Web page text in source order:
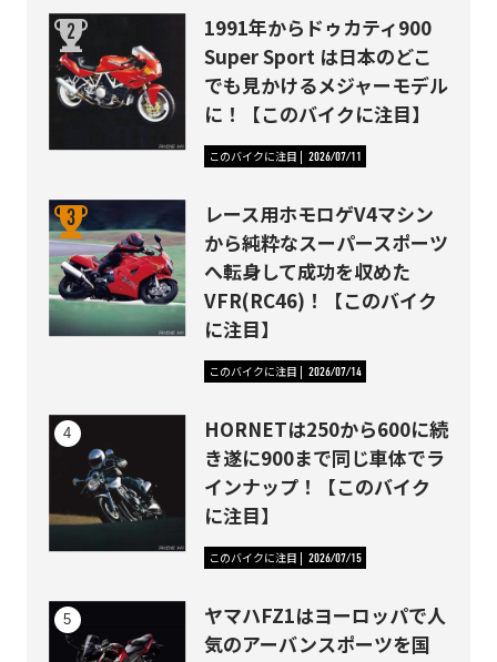
1991年からドゥカティ900
Super Sport は日本のどこ
でも見かけるメジャーモデル
に！【このバイクに注目】
このバイクに注目 2026/07/11
レース用ホモロゲV4マシン
から純粋なスーパースポーツ
へ転身して成功を収めた
VFR(RC46)！【このバイク
に注目】
このバイクに注目 2026/07/14
HORNETは250から600に続
き遂に900まで同じ車体でラ
インナップ！【このバイク
に注目】
このバイクに注目 2026/07/15
ヤマハFZ1はヨーロッパで人
気のアーバンスポーツを国